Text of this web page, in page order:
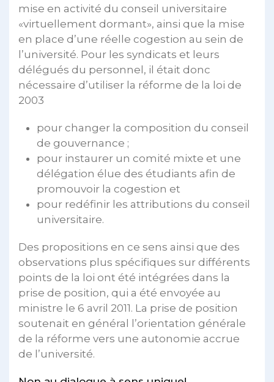
mise en activité du conseil universitaire
«virtuellement dormant», ainsi que la mise
en place d’une réelle cogestion au sein de
l’université. Pour les syndicats et leurs
délégués du personnel, il était donc
nécessaire d’utiliser la réforme de la loi de
2003
pour changer la composition du conseil
de gouvernance ;
pour instaurer un comité mixte et une
délégation élue des étudiants afin de
promouvoir la cogestion et
pour redéfinir les attributions du conseil
universitaire.
Des propositions en ce sens ainsi que des
observations plus spécifiques sur différents
points de la loi ont été intégrées dans la
prise de position, qui a été envoyée au
ministre le 6 avril 2011. La prise de position
soutenait en général l’orientation générale
de la réforme vers une autonomie accrue
de l’université.